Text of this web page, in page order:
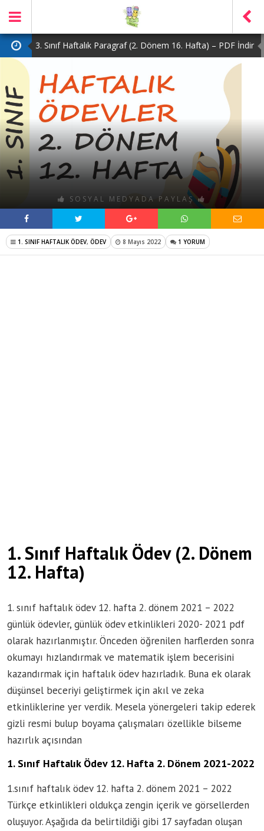
3. Sınıf Haftalık Paragraf (2. Dönem 16. Hafta) – PDF İndir
2. Sınıf Haftalık Paragraf (2. Dönem 16. Hafta) – PDF İndir
1. Sınıf Haftalık Paragraf (2. Dönem 16. Hafta) – PDF İndir
3. Sınıf Haftalık Paragraf (2. Dönem 15. Hafta) – PDF İndir
4. Sınıf Haftalık Paragraf (2. Dönem 16. Hafta) – PDF İndir
SOSYAL MEDYADA PAYLAŞ
1. SINIF HAFTALIK ÖDEV, ÖDEV 8 Mayıs 2022 1 YORUM
1. Sınıf Haftalık Ödev (2. Dönem
12. Hafta)
1. sınıf haftalık ödev 12. hafta 2. dönem 2021 – 2022
günlük ödevler, günlük ödev etkinlikleri 2020- 2021 pdf
olarak hazırlanmıştır. Önceden öğrenilen harflerden sonra
okumayı hızlandırmak ve matematik işlem becerisini
kazandırmak için haftalık ödev hazırladık. Buna ek olarak
düşünsel beceriyi geliştirmek için akıl ve zeka
etkinliklerine yer verdik. Mesela yönergeleri takip ederek
gizli resmi bulup boyama çalışmaları özellikle bilseme
hazırlık açısından
1. Sınıf Haftalık Ödev 12. Hafta 2. Dönem 2021-2022
1.sınıf haftalık ödev 12. hafta 2. dönem 2021 – 2022
Türkçe etkinlikleri oldukça zengin içerik ve görsellerden
oluşuyor. Aşağıda da belirtildiği gibi 17 sayfadan oluşan